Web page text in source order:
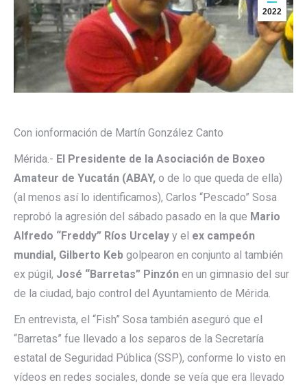
2022
Con ionformación de Martín González Canto
Mérida.- El Presidente de la Asociación de Boxeo
Amateur de Yucatán (ABAY, o de lo que queda de ella)
(al menos así lo identificamos), Carlos “Pescado” Sosa
reprobó la agresión del sábado pasado en la que Mario
Alfredo “Freddy” Ríos Urcelay y el ex campeón
mundial, Gilberto Keb golpearon en conjunto al también
ex púgil, José “Barretas” Pinzón en un gimnasio del sur
de la ciudad, bajo control del Ayuntamiento de Mérida.
En entrevista, el “Fish” Sosa también aseguró que el
“Barretas” fue llevado a los separos de la Secretaría
estatal de Seguridad Pública (SSP), conforme lo visto en
vídeos en redes sociales, donde se veía que era llevado